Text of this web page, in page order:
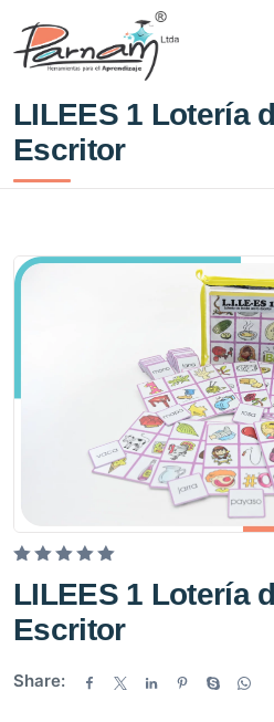
LILEES 1 Lotería
Escritor
V
a
l
r
LILEES 1 Lotería
Escritor
Share: